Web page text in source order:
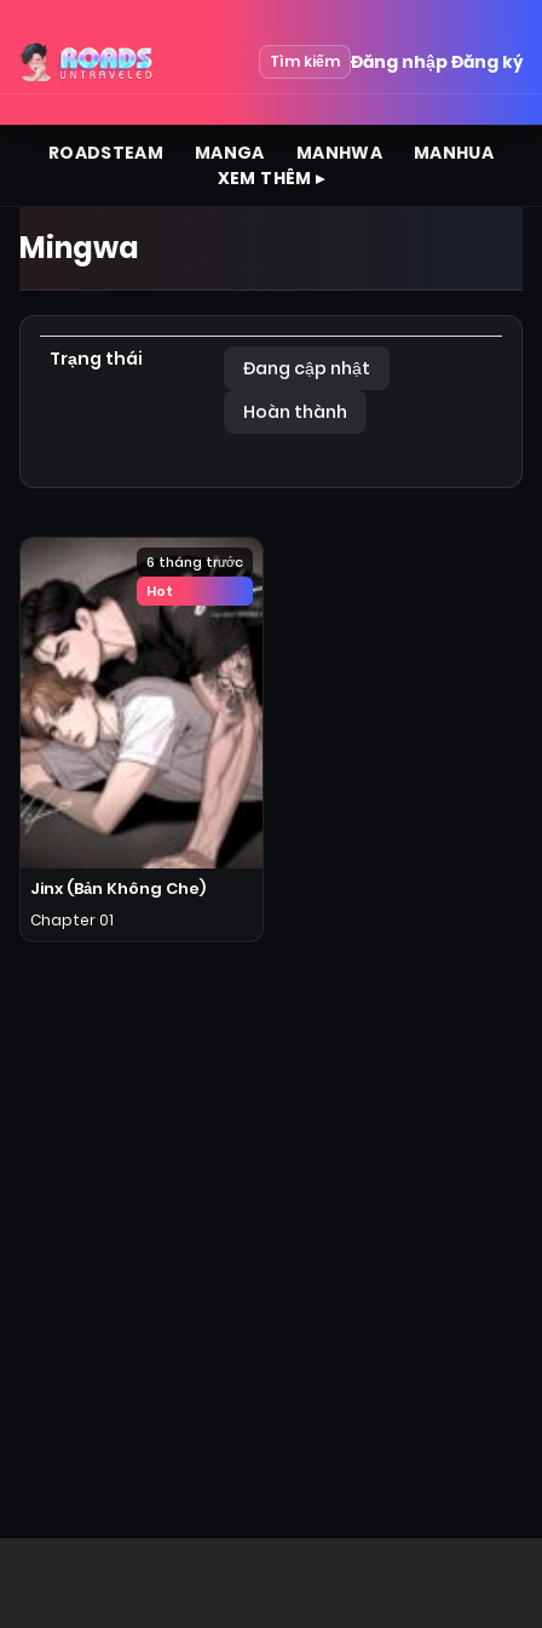
Tìm kiếm Đăng nhậpĐăng ký
ROADSTEAM MANGA MANHWA
MANHUA
XEM THÊM ▸
Mingwa
Trạng thái
Đang cập nhật
Hoàn thành
6 tháng trước
Hot
Jinx (Bản Không Che)
Chapter 01